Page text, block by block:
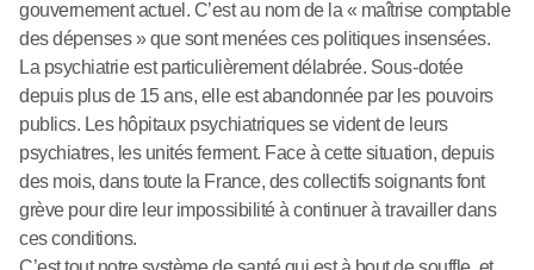
gouvernement actuel. C’est au nom de la « maîtrise comptable
des dépenses » que sont menées ces politiques insensées.
La psychiatrie est particulièrement délabrée. Sous-dotée
depuis plus de 15 ans, elle est abandonnée par les pouvoirs
publics. Les hôpitaux psychiatriques se vident de leurs
psychiatres, les unités ferment. Face à cette situation, depuis
des mois, dans toute la France, des collectifs soignants font
grève pour dire leur impossibilité à continuer à travailler dans
ces conditions.